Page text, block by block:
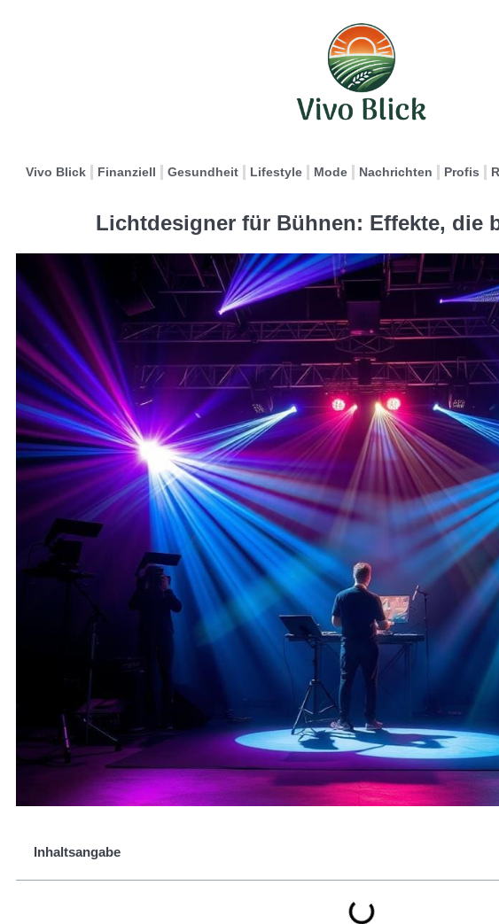
Vivo Blick Finanziell Gesundheit Lifestyle Mode Nachrichten Profis
Lichtdesigner für Bühnen: Effekte, die
Inhaltsangabe